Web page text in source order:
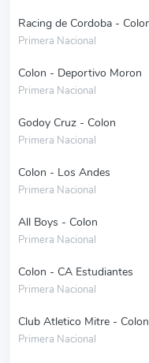
Racing de Cordoba -
Primera Nacional
Colon - Deportivo Moron
Primera Nacional
Godoy Cruz - Colon
Primera Nacional
Colon - Los Andes
Primera Nacional
All Boys - Colon
Primera Nacional
Colon - CA Estudiantes
Primera Nacional
Club Atletico Mitre - Colon
Primera Nacional